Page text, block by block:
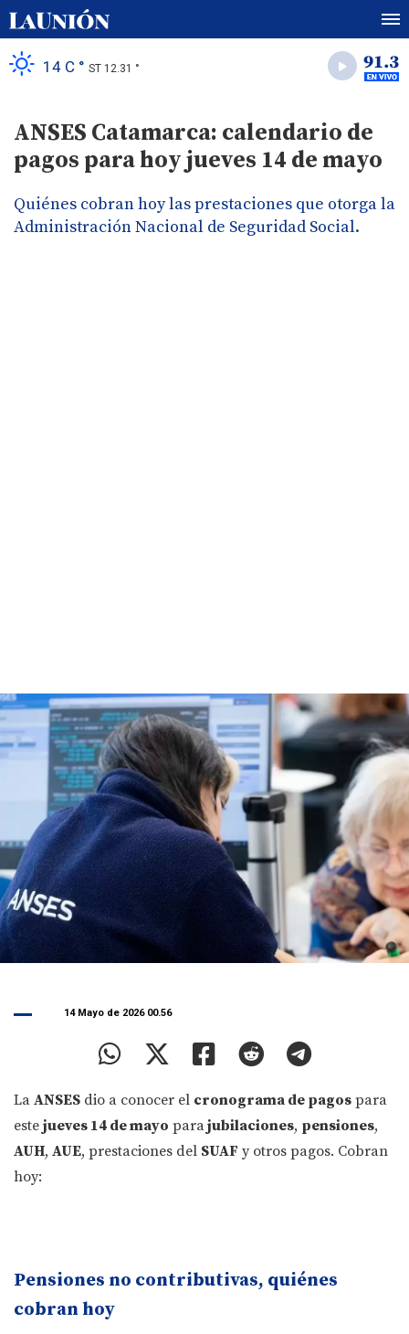
14 C ° ST 12.31 °
ANSES Catamarca: calendario de
pagos para hoy jueves 14 de mayo
Quiénes cobran hoy las prestaciones que otorga la
Administración Nacional de Seguridad Social.
14 Mayo de 2026 00.56
La ANSES dio a conocer el cronograma de pagos para
este jueves 14 de mayo parajubilaciones, pensiones,
AUH, AUE, prestaciones del SUAF y otros pagos. Cobran
hoy:
Pensiones no contributivas, quiénes
cobran hoy